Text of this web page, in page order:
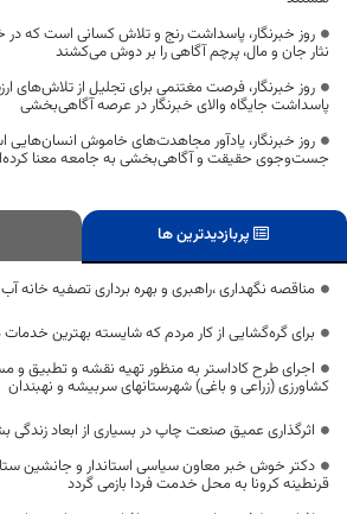
روز خبرنگار، پاسداشت رنج و تلاش کسانی است که در
نثار جان و مال، پرچم آگاهی را بر دوش می‌کشند
روز خبرنگار، فرصت مغتنمی برای تجلیل از تلاش‌های
پاسداشت جایگاه والای خبرنگار در عرصه آگاهی‌بخشی
روز خبرنگار، یادآور مجاهدت‌های خاموش انسان‌هایی
جست‌وجوی حقیقت و آگاهی‌بخشی به جامعه معنا
پربازدیدترین ها
مناقصه نگهداری ،راهبری و بهره برداری تصفیه خانه
برای گره‌گشایی از کار مردم که شایسته بهترین
اجرای طرح کاداستر به منظور تهیه نقشه و تطبیق و
کشاورزی (زراعی و باغی) شهرستانهای سربیشه و نهبندان
اثرگذاری عمیق صنعت چاپ در بسیاری از ابعاد
دکتر خوش خبر معاون سیاسی استاندار و جانشین
قرنطینه کرونا به محل خدمت فردا بازمی گردد